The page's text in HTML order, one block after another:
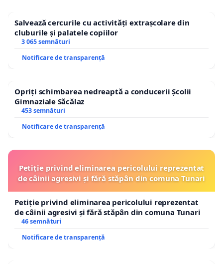
Salvează cercurile cu activități extrașcolare din
cluburile și palatele copiilor
3 065 semnături
Notificare de transparență
Opriți schimbarea nedreaptă a conducerii Școlii
Gimnaziale Săcălaz
453 semnături
Notificare de transparență
Petiție privind eliminarea pericolului reprezentat
de câinii agresivi și fără stăpân din comuna Tunari
Petiție privind eliminarea pericolului reprezentat
de câinii agresivi și fără stăpân din comuna Tunari
46 semnături
Notificare de transparență